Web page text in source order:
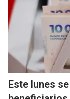
Este lunes